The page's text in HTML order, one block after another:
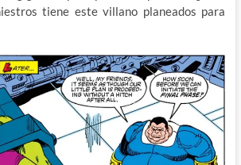
tiene este villano planeados para